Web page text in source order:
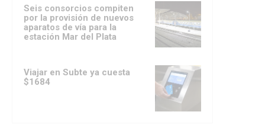
Seis consorcios compiten
por la provisión de nuevos
aparatos de vía para la
estación Mar del Plata
Viajar en Subte ya cuesta
$1684